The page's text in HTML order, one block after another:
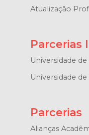
Atualização
Parcerias
Universidade
Universidade de
Parcerias
Alianças